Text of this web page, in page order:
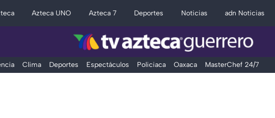
Azteca UNO Azteca 7 Deportes Noticias adn Noticias
Clima Deportes Espectáculos Policiaca Oaxaca MasterChef 24/7